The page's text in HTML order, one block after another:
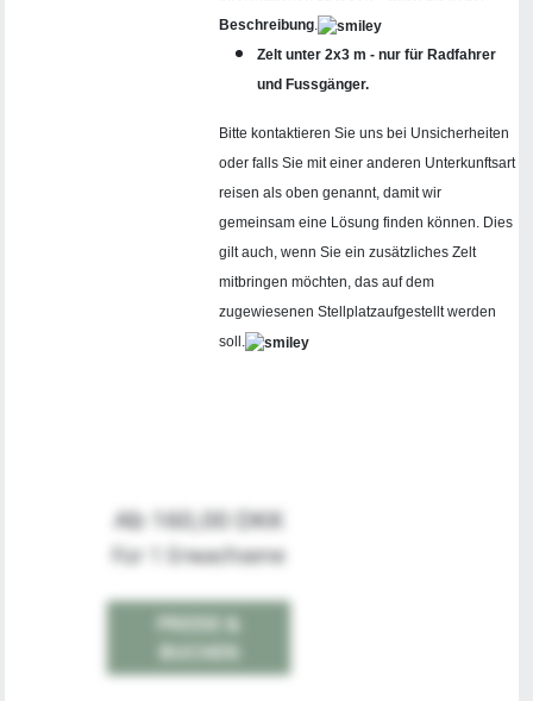
Beschreibung.
Zelt unter 2x3 m - nur für Radfahrer
und Fussgänger.
Bitte kontaktieren Sie uns bei Unsicherheiten
oder falls Sie mit einer anderen Unterkunftsart
reisen als oben genannt, damit wir
gemeinsam eine Lösung finden können. Dies
gilt auch, wenn Sie ein zusätzliches Zelt
mitbringen möchten, das auf dem
zugewiesenen Stellplatzaufgestellt werden
soll.
Ab 160,00 DKK
Für 1 Erwachsene
PREISE &
BUCHEN